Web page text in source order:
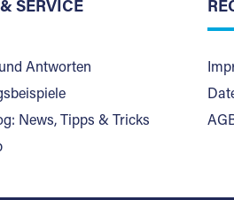
SERVICE
Antworten
News, Tipps & Tricks